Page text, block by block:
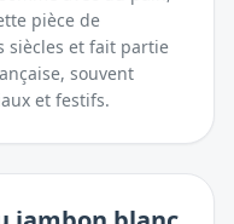
pièce de
siècles et fait partie
souvent
et festifs.